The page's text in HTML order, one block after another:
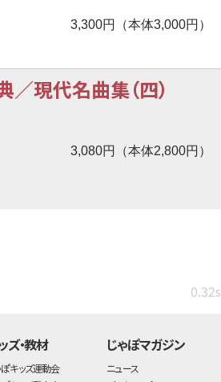
3,300円（本体3,000円）
現代名曲集（四）
3,080円（本体2,800円）
0.32s
ズ・教材
ぽキッズ運動会
じゃぽマガジン
ニュース